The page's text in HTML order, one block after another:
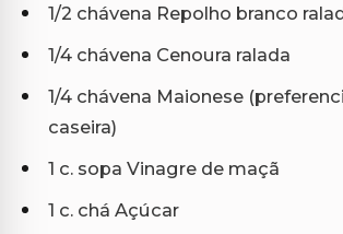
1/2 chávena Repolho branco
1/4 chávena Cenoura ralada
1/4 chávena Maionese
caseira)
1 c. sopa Vinagre de maçã
1 c. chá Açúcar